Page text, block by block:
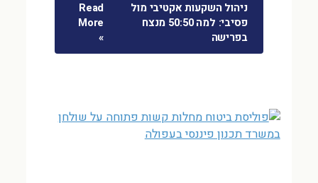
ניהול השקעות אקטיבי מול
פסיבי: למה 50:50 מנצח
בפרישה
Read
More
»